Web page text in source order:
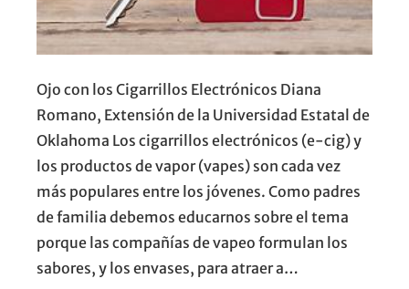
Ojo con los Cigarrillos Electrónicos Diana
Romano, Extensión de la Universidad Estatal de
Oklahoma Los cigarrillos electrónicos (e-cig) y
los productos de vapor (vapes) son cada vez
más populares entre los jóvenes. Como padres
de familia debemos educarnos sobre el tema
porque las compañías de vapeo formulan los
sabores, y los envases, para atraer a…